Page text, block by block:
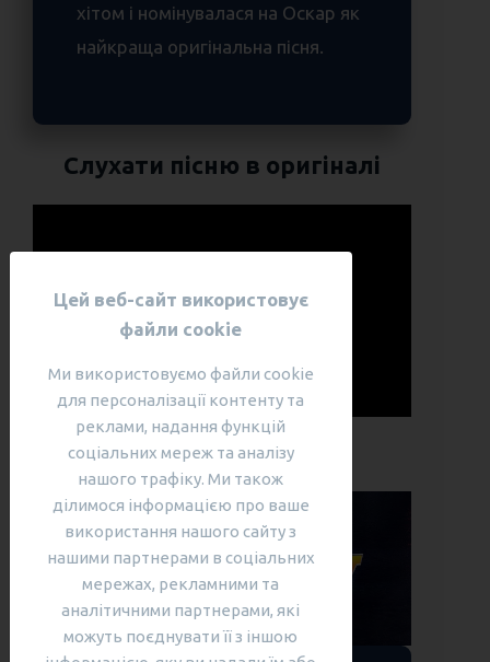
хітом і номінувалася на Оскар як
найкраща оригінальна пісня.
Слухати пісню в оригіналі
Цей веб-сайт використовує
файли cookie
Ми використовуємо файли cookie
для персоналізації контенту та
реклами, надання функцій
соціальних мереж та аналізу
нашого трафіку. Ми також
ділимося інформацією про ваше
використання нашого сайту з
нашими партнерами в соціальних
мережах, рекламними та
аналітичними партнерами, які
можуть поєднувати її з іншою